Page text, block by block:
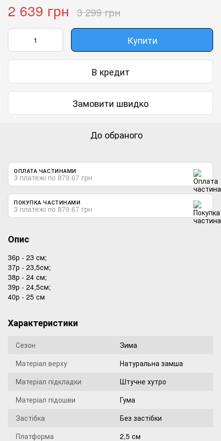
2 639 грн 3 299 грн
Купити
В кредит
Замовити швидко
До обраного
ОПЛАТА ЧАСТИНАМИ
3 платежі по 879.67 грн
ПОКУПКА ЧАСТИНАМИ
3 платежі по 879.67 грн
Опис
36р - 23 см;
37р - 23,5см;
38р - 24 см;
39р - 24,5см;
40р - 25 см
Характеристики
Сезон
Зима
Матеріал верху
Натуральна замша
Матеріал підкладки
Штучне хутро
Матеріал підошви
Гума
Застібка
Без застібки
Платформа
2,5 см